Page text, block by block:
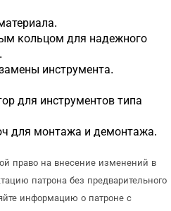
кольцом для надежного
инструмента.
для инструментов типа
для монтажа и демонтажа.
право на внесение изменений в
патрона без предварительного
информацию о патроне с